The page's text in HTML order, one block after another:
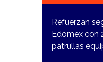
Refuerzan
Edomex con
patrullas